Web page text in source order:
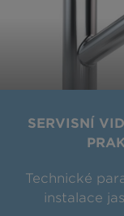
SERVISNÍ
Technické
instalace